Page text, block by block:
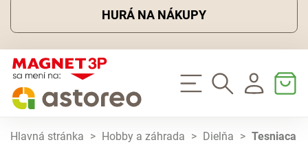
HURÁ NA NÁKUPY
Hlavná stránka > Hobby a záhrada > Dielňa > Tesniaca